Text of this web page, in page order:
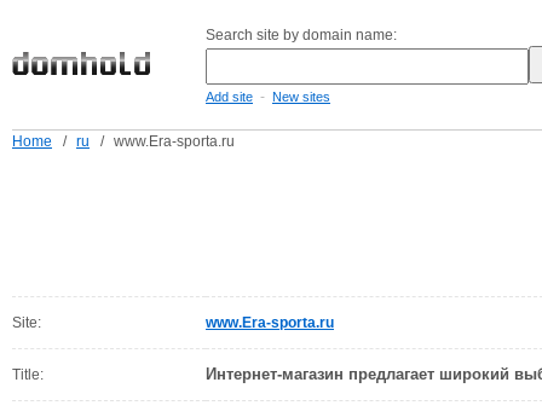
Search site by domain name:
Add site - New sites
Home / ru / www.Era-sporta.ru
Site: www.Era-sporta.ru
Title: Интернет-магазин предлагает широкий